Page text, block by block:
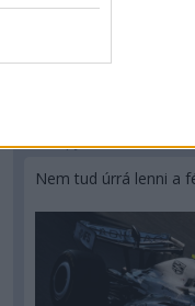
Nem tud úrrá lenni a